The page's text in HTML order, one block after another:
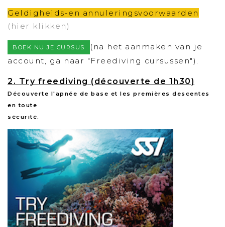
Geldigheids-en annuleringsvoorwaarden
(hier klikken)
BOEK NU JE CURSUS
(na het aanmaken van je
account, ga naar "Freediving cursussen").
2. Try freediving (découverte de 1h30)
Découverte l'apnée de base et les premières descentes
en toute
sécurité.